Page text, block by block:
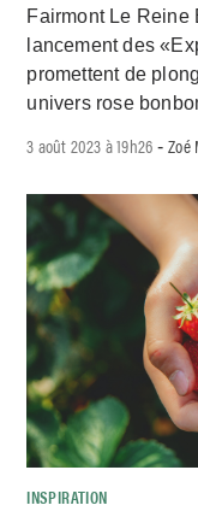
Fairmont Le Reine
lancement des
promettent de
univers rose
3 août 2023 à 19h26 -Zoé
INSPIRATION